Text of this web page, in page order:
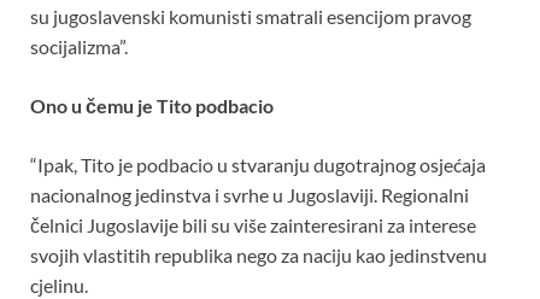
su jugoslavenski komunisti smatrali esencijom pravog
socijalizma”.
Ono u čemu je Tito podbacio
“Ipak, Tito je podbacio u stvaranju dugotrajnog osjećaja
nacionalnog jedinstva i svrhe u Jugoslaviji. Regionalni
čelnici Jugoslavije bili su više zainteresirani za interese
svojih vlastitih republika nego za naciju kao jedinstvenu
cjelinu.